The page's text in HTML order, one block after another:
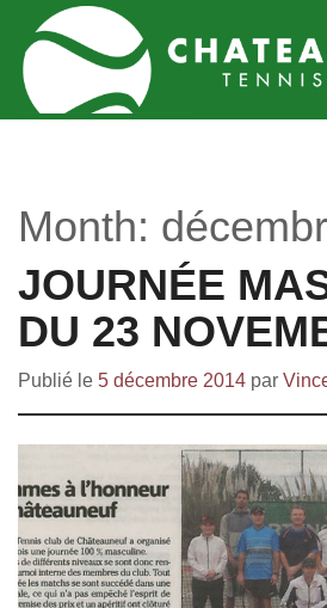
Month:
JOURNÉE
DU 23
Publié le 5 décembre 2014 par